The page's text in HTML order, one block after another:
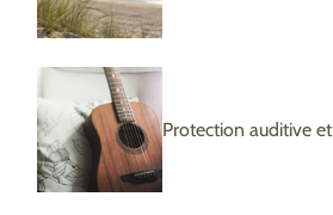
Protection auditive